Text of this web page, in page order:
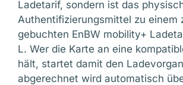
Ladetarif, sondern ist das
Authentifizierungsmittel zu einem
gebuchten EnBW mobility+
L. Wer die Karte an eine
hält, startet damit den
abgerechnet wird automatisch